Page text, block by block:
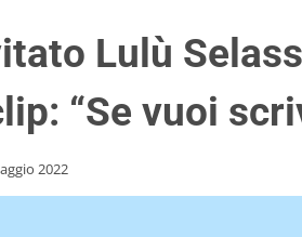
Lulù
“Se vuoi
2022